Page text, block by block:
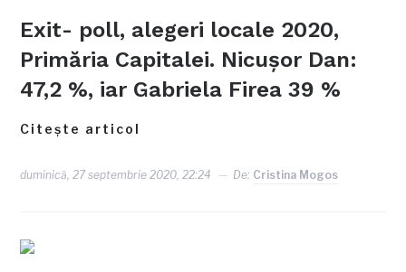
Exit- poll, alegeri locale 2020,
Primăria Capitalei. Nicuşor Dan:
47,2 %, iar Gabriela Firea 39 %
Citește articol
duminică, 27 septembrie 2020, 22:24 De: Cristina Mogos